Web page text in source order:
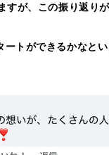
すが、この振り返り
トができるかなと